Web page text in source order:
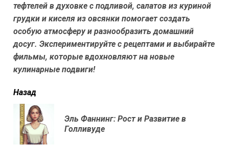
тефтелей в духовке с подливой, салатов из куриной
грудки и киселя из овсянки помогает создать
особую атмосферу и разнообразить домашний
досуг. Экспериментируйте с рецептами и выбирайте
фильмы, которые вдохновляют на новые
кулинарные подвиги!
читать
еще
Назад
Эль Фаннинг: Рост и Развитие в
Голливуде